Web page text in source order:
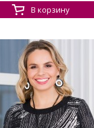
В корзину